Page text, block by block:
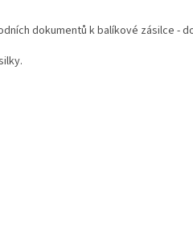
dokumentů k balíkové zásilce -